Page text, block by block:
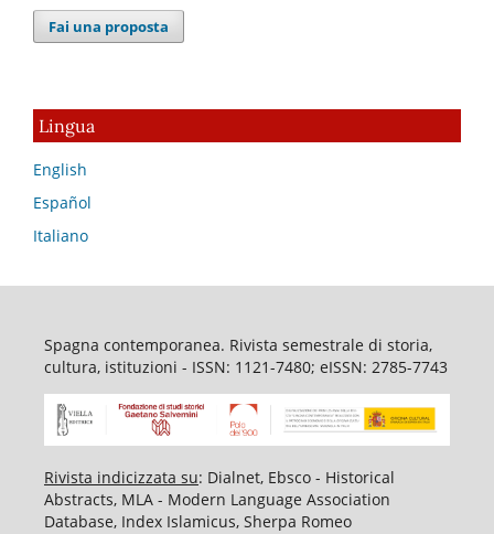
Fai una proposta
Lingua
English
Español
Italiano
Spagna contemporanea. Rivista semestrale di storia,
cultura, istituzioni - ISSN: 1121-7480; eISSN: 2785-7743
Rivista indicizzata su: Dialnet, Ebsco - Historical
Abstracts, MLA - Modern Language Association
Database, Index Islamicus, Sherpa Romeo